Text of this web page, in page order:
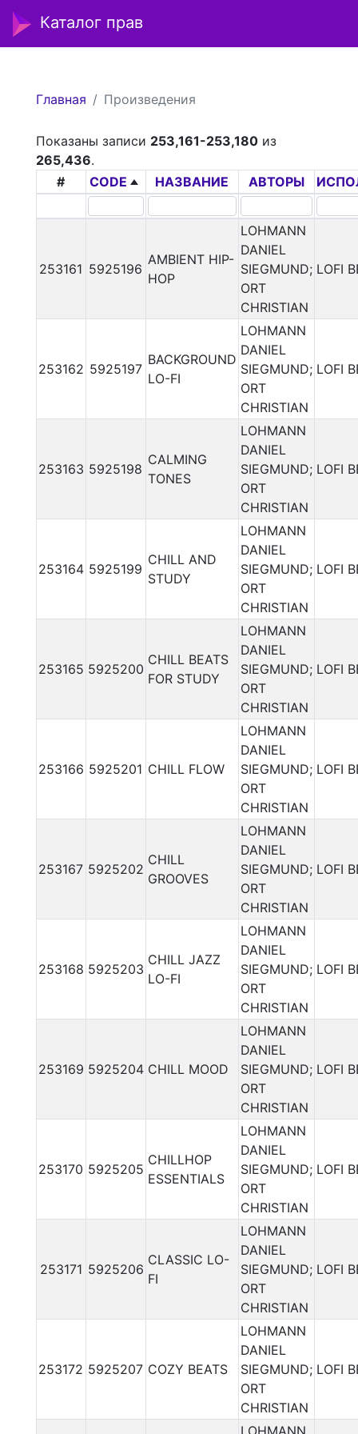
Каталог прав
Главная Произведения
Показаны записи 253,161-253,180из
265,436.
#
CODE НАЗВАНИЕ АВТОРЫ
253161 5925196
AMBIENT HIP-
HOP
LOHMANN
DANIEL
SIEGMUND;
ORT
CHRISTIAN
LOFI
253162 5925197
BACKGROUND
LO-FI
LOHMANN
DANIEL
SIEGMUND;
ORT
CHRISTIAN
LOFI
253163 5925198
CALMING
TONES
LOHMANN
DANIEL
SIEGMUND;
ORT
CHRISTIAN
LOFI
253164 5925199
CHILL AND
STUDY
LOHMANN
DANIEL
SIEGMUND;
ORT
CHRISTIAN
LOFI
253165 5925200
CHILL BEATS
FOR STUDY
LOHMANN
DANIEL
SIEGMUND;
ORT
CHRISTIAN
LOFI
253166 5925201 CHILL FLOW
LOHMANN
DANIEL
SIEGMUND;
ORT
CHRISTIAN
LOFI
253167 5925202
CHILL
GROOVES
LOHMANN
DANIEL
SIEGMUND;
ORT
CHRISTIAN
LOFI
253168 5925203
CHILL JAZZ
LO-FI
LOHMANN
DANIEL
SIEGMUND;
ORT
CHRISTIAN
LOFI
253169 5925204 CHILL MOOD
LOHMANN
DANIEL
SIEGMUND;
ORT
CHRISTIAN
LOFI
253170 5925205
CHILLHOP
ESSENTIALS
LOHMANN
DANIEL
SIEGMUND;
ORT
CHRISTIAN
LOFI
253171 5925206
CLASSIC LO-
FI
LOHMANN
DANIEL
SIEGMUND;
ORT
CHRISTIAN
LOFI
253172 5925207 COZY BEATS
LOHMANN
DANIEL
SIEGMUND;
ORT
CHRISTIAN
LOFI
LOHMANN